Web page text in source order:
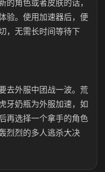
的角色或者皮肤的话，
验。使用加速器后，便
，无需长时间等待下
去外服中团战一波。荒
牙奶瓶为外服加速，如
再选择一个拿手的角色
烈烈的多人逃杀大决